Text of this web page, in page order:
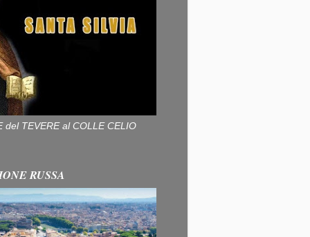
del TEVERE al COLLE CELIO
RUSSA